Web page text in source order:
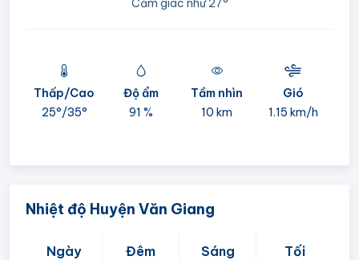
Cảm giác như27°
Thấp/Cao
25°/35°
Độ ẩm
91 %
Tầm nhìn
10 km
Gió
1.15 km/h
Nhiệt độ Huyện Văn Giang
Ngày Đêm Sáng Tối